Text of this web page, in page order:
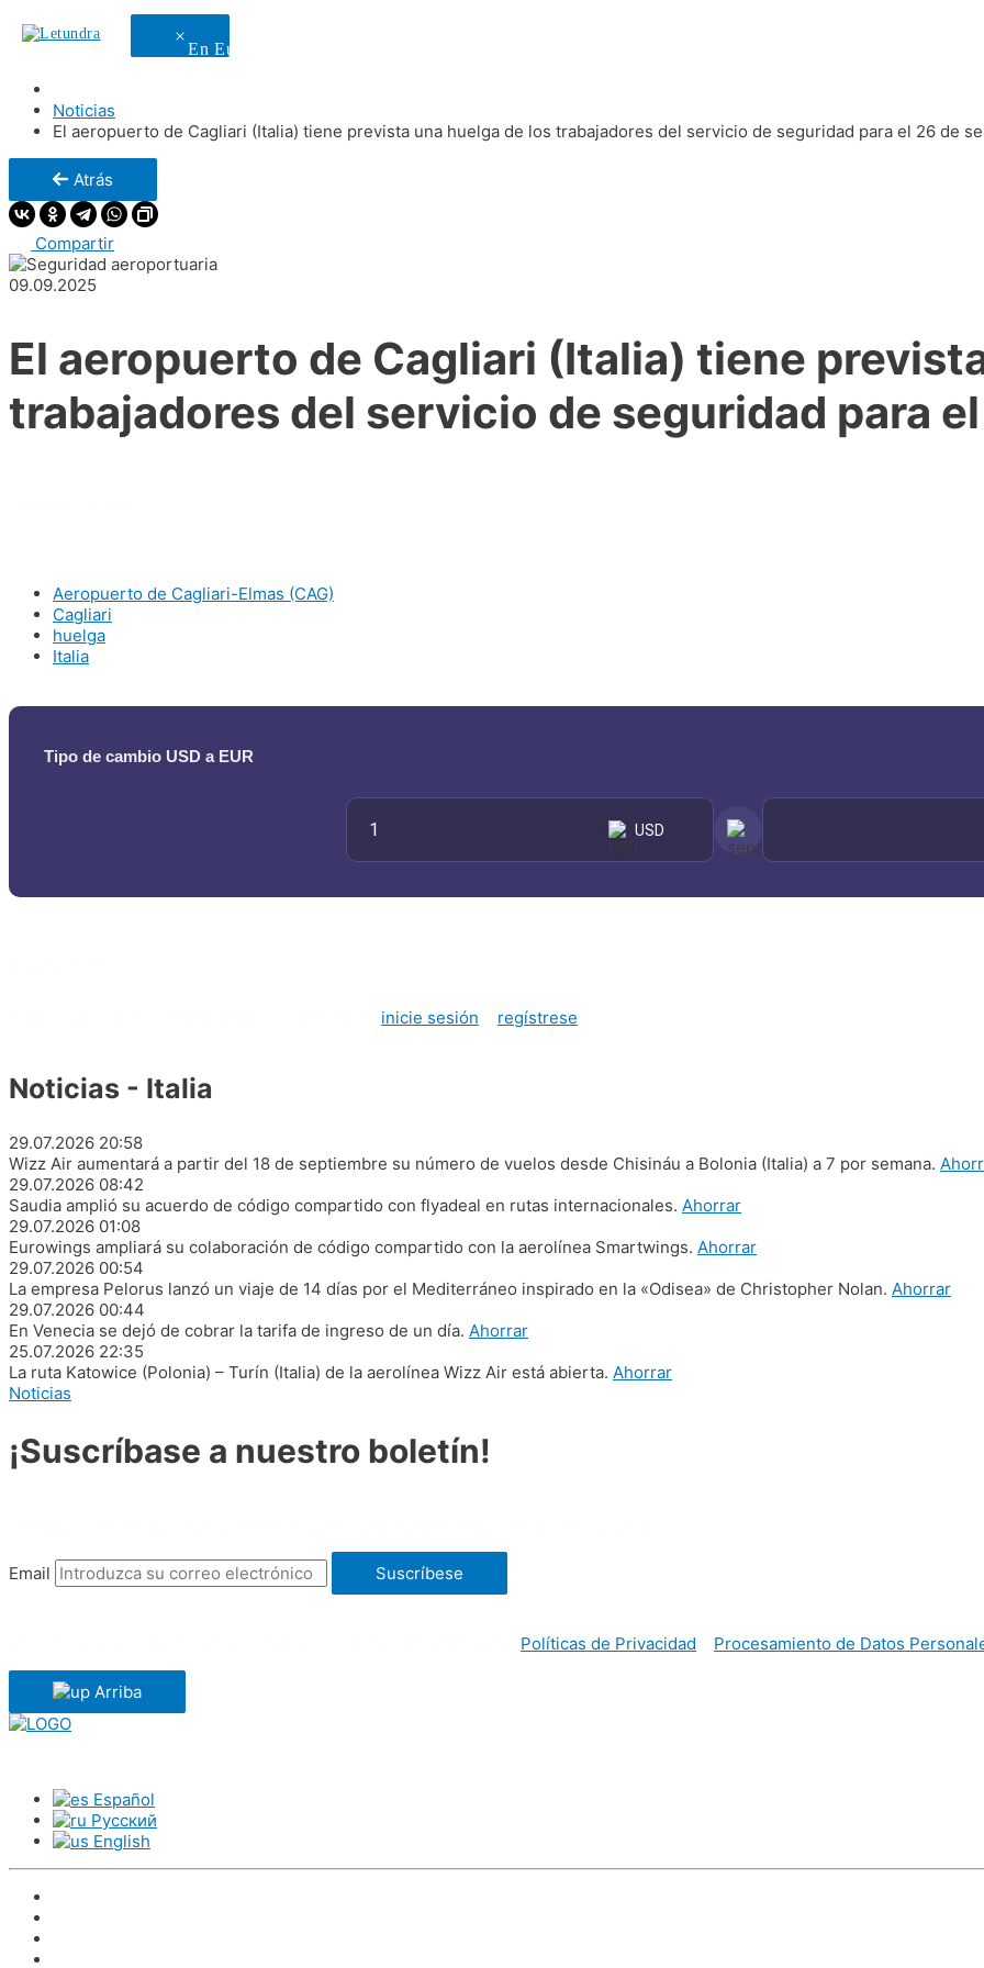
En Europa
Enlace copiado
Noticias
El aeropuerto de Cagliari (Italia) tiene prevista una huelga de los trabajadores del servicio de seguridad para el 26 de
Atrás
Compartir
09.09.2025
El aeropuerto de Cagliari (Italia) tiene
trabajadores del servicio de seguridad para
Aeropuerto de Cagliari-Elmas (CAG)
Cagliari
huelga
Italia
Tipo de cambio USD a EUR
inicie sesión regístrese
Noticias - Italia
29.07.2026 20:58
Wizz Air aumentará a partir del 18 de septiembre su número de vuelos desde Chisináu a Bolonia (Italia) a 7 por semana.
29.07.2026 08:42
Saudia amplió su acuerdo de código compartido con flyadeal en rutas internacionales. Ahorrar
29.07.2026 01:08
Eurowings ampliará su colaboración de código compartido con la aerolínea Smartwings. Ahorrar
29.07.2026 00:54
La empresa Pelorus lanzó un viaje de 14 días por el Mediterráneo inspirado en la «Odisea» de Christopher Nolan. Ahorrar
29.07.2026 00:44
En Venecia se dejó de cobrar la tarifa de ingreso de un día. Ahorrar
25.07.2026 22:35
La ruta Katowice (Polonia) – Turín (Italia) de la aerolínea Wizz Air está abierta. Ahorrar
Noticias
¡Suscríbase a nuestro boletín!
Email Suscríbese
Políticas de Privacidad Procesamiento de Datos
Arriba
Español
Русский
English